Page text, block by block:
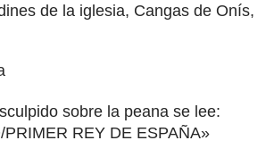
de la iglesia, Cangas de Onís,
sobre la peana se lee:
REY DE ESPAÑA»